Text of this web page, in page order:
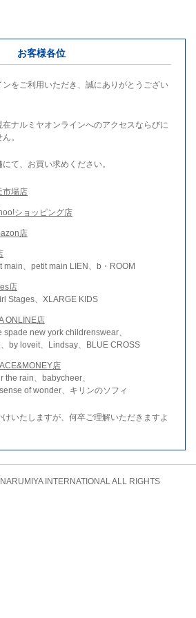
お客様各位
ンをご利用いただき、誠にありがとうござい
ナルミヤオンラインへのアクセスならびに
。
て、お買い求めください。
市場店
ショッピング店
店
main、petit main LIEN、b・ROOM
店
Stages、XLARGE KIDS
ONLINE店
new york childrenswear、
by loveit、Lindsay、BLUE CROSS
店
the rain、babycheer、
of wonder、キリンのソフィ
いたしますが、何卒ご理解いただきますよ